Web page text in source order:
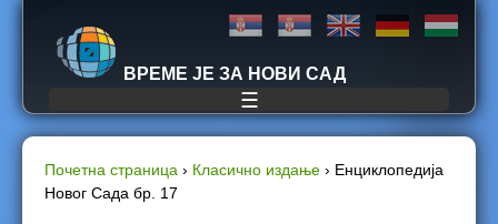
Jump to navigation
ВРЕМЕ ЈЕ ЗА НОВИ САД
☰
Y
Почетна страница › Класично издање › Енциклопедија
Новог Сада бр. 17